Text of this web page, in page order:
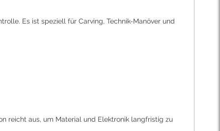
Es ist speziell für Carving, Technik-Manöver und
reicht aus, um Material und Elektronik langfristig zu